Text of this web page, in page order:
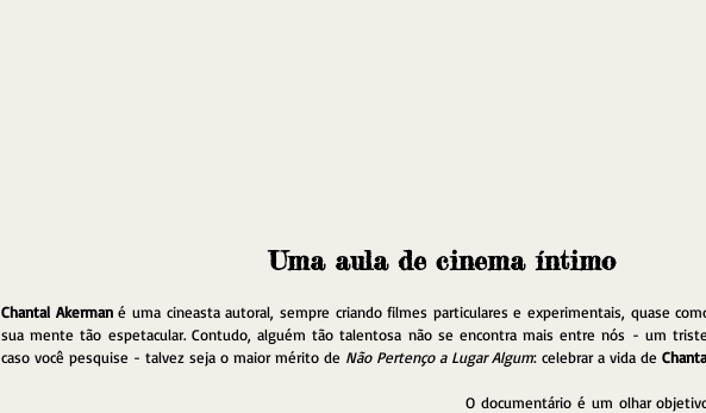
Uma aula de cinema íntimo
Chantal Akerman é uma cineasta autoral, sempre criando filmes particulares e experimentais, quase
sua mente tão espetacular. Contudo, alguém tão talentosa não se encontra mais entre nós - um
caso você pesquise - talvez seja o maior mérito de Não Pertenço a Lugar Algum: celebrar a vida de
O documentário é um olhar